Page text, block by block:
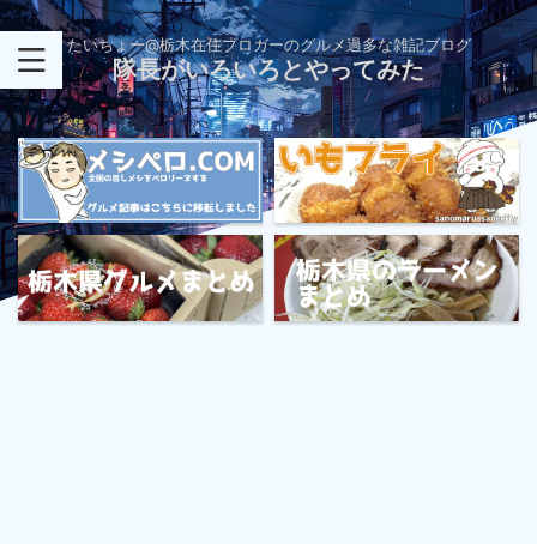
たいちょー@栃木在住ブロガーのグルメ過多な雑記ブログ
隊長がいろいろとやってみた